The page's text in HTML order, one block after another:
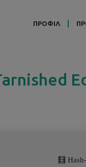
ΠΡΟΦΙΛ
🧮